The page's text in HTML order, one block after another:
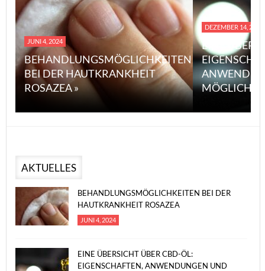
JUNI 4, 2024
BEHANDLUNGSMÖGLICHKEITEN
BEI DER HAUTKRANKHEIT
ROSAZEA »
DEZEMBER 14, 2023
EINE
MÖGLICHE
AKTUELLES
BEHANDLUNGSMÖGLICHKEITEN BEI DER
HAUTKRANKHEIT ROSAZEA
JUNI 4, 2024
EINE ÜBERSICHT ÜBER CBD-ÖL:
EIGENSCHAFTEN, ANWENDUNGEN UND